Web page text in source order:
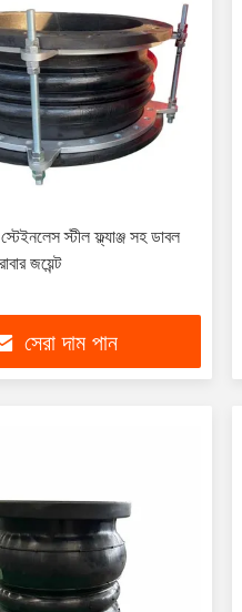
স্টীল ফ্ল্যাঞ্জ সহ ডাবল
জয়েন্ট
সেরা দাম পান